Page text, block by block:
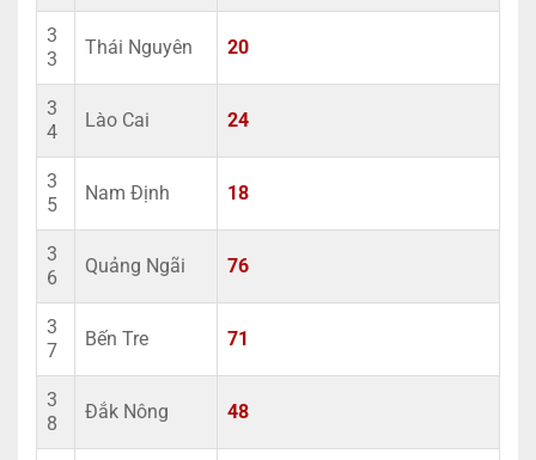
3
3
Thái Nguyên 20
3
4
Lào Cai 24
3
5
Nam Định 18
3
6
Quảng Ngãi 76
3
7
Bến Tre 71
3
8
Đắk Nông 48